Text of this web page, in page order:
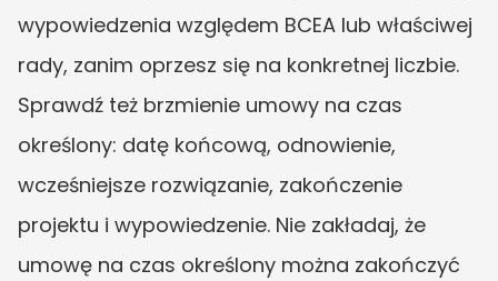
wypowiedzenia względem BCEA lub właściwej
rady, zanim oprzesz się na konkretnej liczbie.
Sprawdź też brzmienie umowy na czas
określony: datę końcową, odnowienie,
wcześniejsze rozwiązanie, zakończenie
projektu i wypowiedzenie. Nie zakładaj, że
umowę na czas określony można zakończyć